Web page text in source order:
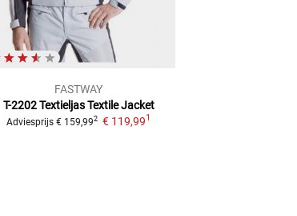
FASTWAY
T-2202 Textieljas Textile Jacket
Adviesprijs € 159,992 € 119,991